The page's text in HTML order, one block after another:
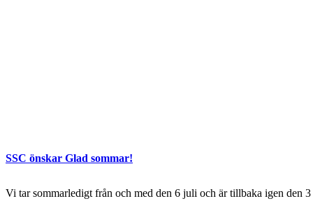
SSC önskar Glad sommar!
Vi tar sommarledigt från och med den 6 juli och är tillbaka igen den